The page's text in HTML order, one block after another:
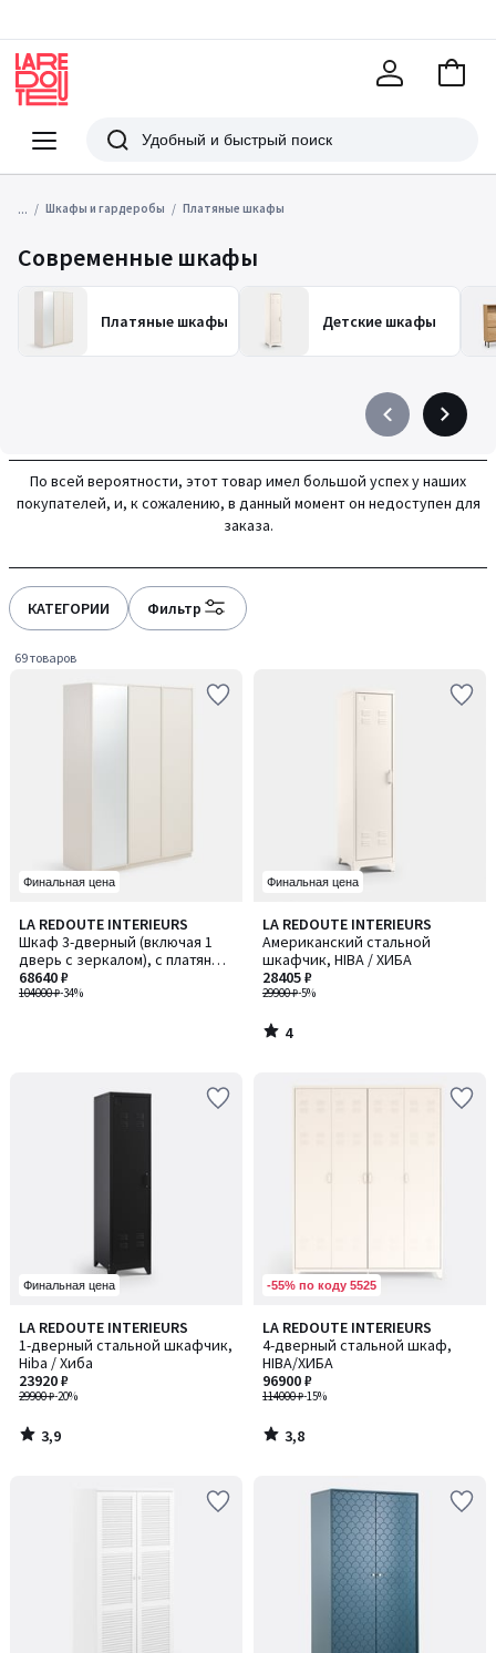
Меню
Redoute
Поиск
В
... Шкафы и гардеробы Платяные шкафы
Современные шкафы
Платяные шкафы Детские шкафы
Précédent
à
gauche
Suivant
à
droite
По всей вероятности, этот товар имел большой успех у наших
покупателей, и, к сожалению, в данный момент он недоступен для
заказа.
КАТЕГОРИИ Фильтр
69 товаров
Финальная цена
LA REDOUTE INTERIEURS
Шкаф 3-дверный (включая 1
дверь с зеркалом), с платяным
отделением и полками для
белья, PARRO / ПАРР
104000 ₽-34%
68640 ₽
Финальная цена
LA REDOUTE INTERIEURS
Американский стальной
шкафчик, HIBA / ХИБА
29900 ₽-5%
28405 ₽
4
/
5
4
/
Финальная цена
LA REDOUTE INTERIEURS
1-дверный стальной шкафчик,
Hiba / Хиба
29900 ₽-20%
23920 ₽
3,9
/ 5
3,9
/
-55% по коду 5525
LA REDOUTE INTERIEURS
4-дверный стальной шкаф,
HIBA/ХИБА
114000 ₽-15%
96900 ₽
3,8
/ 5
3,8
/